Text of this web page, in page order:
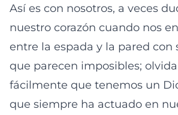
Así es con nosotros, a veces
nuestro corazón cuando nos
entre la espada y la pared con
que parecen imposibles;
fácilmente que tenemos un
que siempre ha actuado en